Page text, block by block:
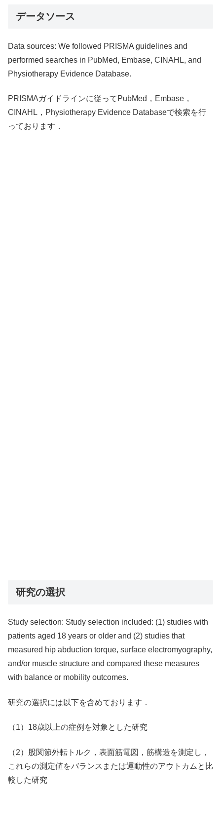
データソース
Data sources: We followed PRISMA guidelines and
performed searches in PubMed, Embase, CINAHL, and
Physiotherapy Evidence Database.
PRISMAガイドラインに従ってPubMed，Embase，
CINAHL，Physiotherapy Evidence Databaseで検索を行
っております．
研究の選択
Study selection: Study selection included: (1) studies with
patients aged 18 years or older and (2) studies that
measured hip abduction torque, surface electromyography,
and/or muscle structure and compared these measures
with balance or mobility outcomes.
研究の選択には以下を含めております．
（1）18歳以上の症例を対象とした研究
（2）股関節外転トルク，表面筋電図，筋構造を測定し，
これらの測定値をバランスまたは運動性のアウトカムと比
較した研究